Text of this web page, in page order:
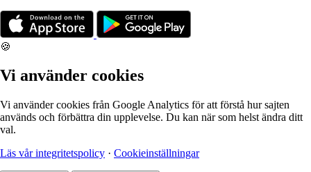
🍪
Vi använder cookies
Vi använder cookies från Google Analytics för att förstå hur sajten
används och förbättra din upplevelse. Du kan när som helst ändra ditt
val.
Läs vår integritetspolicy · Cookieinställningar